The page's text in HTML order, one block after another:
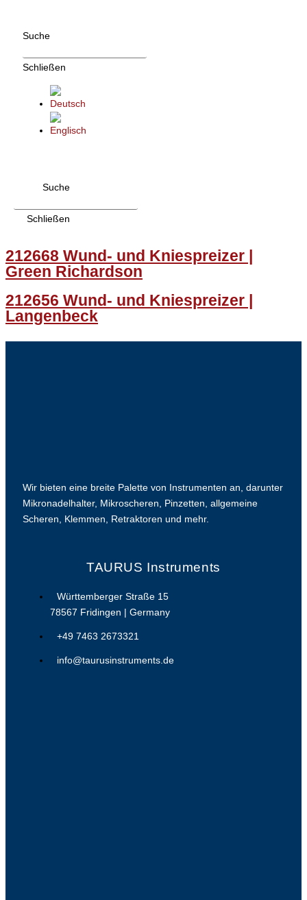
Suche
Schließen
Suche
Schließen
212668 Wund- und Kniespreizer |
Green Richardson
212656 Wund- und Kniespreizer |
Langenbeck
Wir bieten eine breite Palette von Instrumenten an, darunter
Mikronadelhalter, Mikroscheren, Pinzetten, allgemeine
Scheren, Klemmen, Retraktoren und mehr.
TAURUS Instruments
Württemberger Straße 15
78567 Fridingen | Germany
+49 7463 2673321
info@taurusinstruments.de